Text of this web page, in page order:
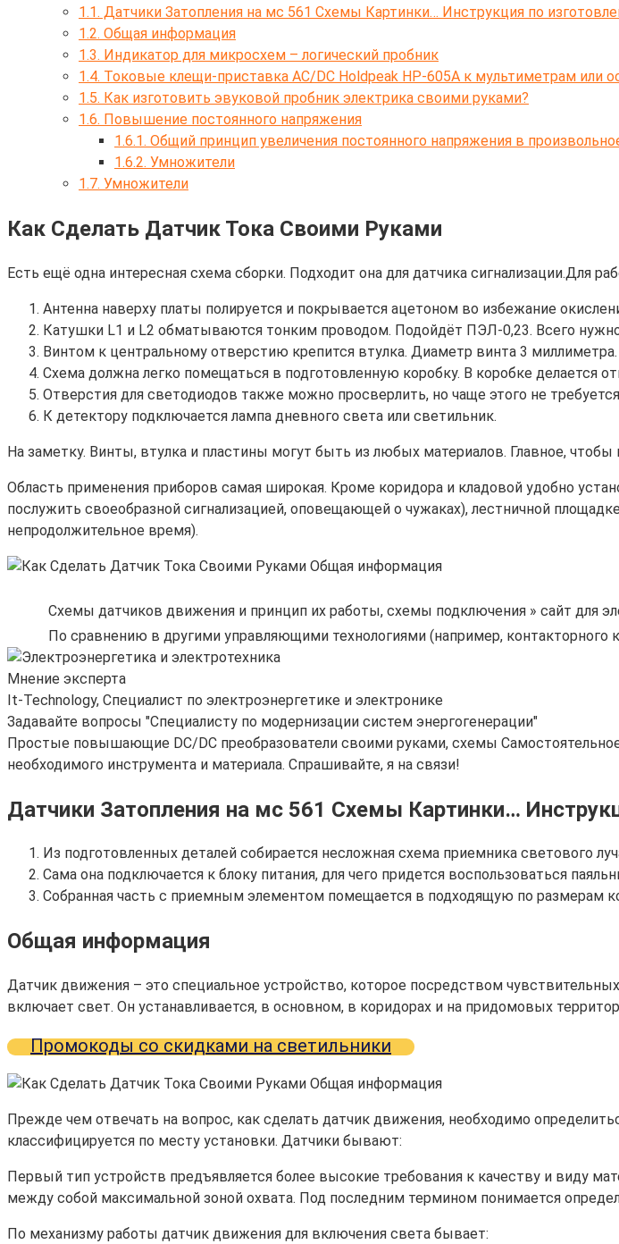
1.1. Датчики Затопления на мс 561 Схемы Картинки… Инструкция по
1.2. Общая информация
1.3. Индикатор для микросхем – логический пробник
1.4. Токовые клещи-приставка AC/DC Holdpeak HP-605A к мультиметрам или
1.5. Как изготовить эвуковой пробник электрика своими руками?
1.6. Повышение постоянного напряжения
1.6.1. Общий принцип увеличения постоянного напряжения в
1.6.2. Умножители
1.7. Умножители
Как Сделать Датчик Тока Своими Руками
Есть ещё одна интересная схема сборки. Подходит она для датчика сигнализации.Для
Антенна наверху платы полируется и покрывается ацетоном во избежание
Катушки L1 и L2 обматываются тонким проводом. Подойдёт ПЭЛ-0,23. Всего
Винтом к центральному отверстию крепится втулка. Диаметр винта 3 миллиметра.
Схема должна легко помещаться в подготовленную коробку. В коробке делается
Отверстия для светодиодов также можно просверлить, но чаще этого не
К детектору подключается лампа дневного света или светильник.
На заметку. Винты, втулка и пластины могут быть из любых материалов. Главное, чтобы
Область применения приборов самая широкая. Кроме коридора и кладовой удобно
послужить своеобразной сигнализацией, оповещающей о чужаках), лестничной
непродолжительное время).
Схемы датчиков движения и принцип их работы, схемы подключения » сайт для
По сравнению в другими управляющими технологиями (например,
Мнение эксперта
It-Technology, Cпециалист по электроэнергетике и электронике
Задавайте вопросы "Специалисту по модернизации систем энергогенерации"
Простые повышающие DC/DC преобразователи своими руками, схемы
необходимого инструмента и материала. Спрашивайте, я на связи!
Датчики Затопления на мс 561 Схемы Картинки…
Из подготовленных деталей собирается несложная схема приемника светового
Сама она подключается к блоку питания, для чего придется воспользоваться
Собранная часть с приемным элементом помещается в подходящую по размерам
Общая информация
Датчик движения – это специальное устройство, которое посредством
включает свет. Он устанавливается, в основном, в коридорах и на придомовых
Промокоды со скидками на светильники
Прежде чем отвечать на вопрос, как сделать датчик движения, необходимо
классифицируется по месту установки. Датчики бывают:
Первый тип устройств предъявляется более высокие требования к качеству и виду
между собой максимальной зоной охвата. Под последним термином понимается
По механизму работы датчик движения для включения света бывает: